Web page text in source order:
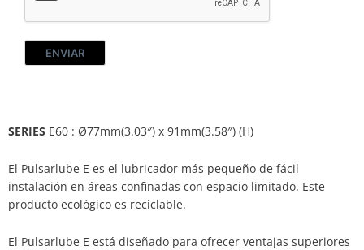
ENVIAR
SERIES E60 : Ø77mm(3.03″) x 91mm(3.58″) (H)
El Pulsarlube E es el lubricador más pequeño de fácil
instalación en áreas confinadas con espacio limitado. Este
producto ecológico es reciclable.
El Pulsarlube E está diseñado para ofrecer ventajas superiores